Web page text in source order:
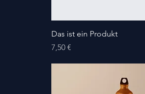
Das ist ein Produkt
Preis
7,50 €